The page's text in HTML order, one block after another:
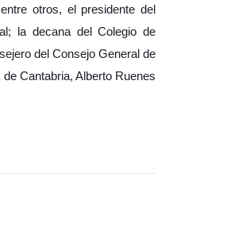
otros, el presidente del
la decana del Colegio de
del Consejo General de
Cantabria, Alberto Ruenes